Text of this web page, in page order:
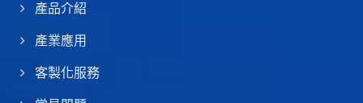
產品介紹
產業應用
客製化服務